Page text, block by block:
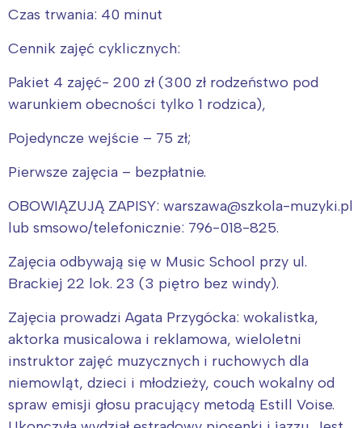
Czas trwania: 40 minut
Cennik zajęć cyklicznych:
Pakiet 4 zajęć- 200 zł (300 zł rodzeństwo pod
warunkiem obecności tylko 1 rodzica),
Pojedyncze wejście – 75 zł;
Pierwsze zajęcia – bezpłatnie.
OBOWIĄZUJĄ ZAPISY: warszawa@szkola-muzyki.pl
lub smsowo/telefonicznie: 796-018-825.
Zajęcia odbywają się w Music School przy ul.
Brackiej 22 lok. 23 (3 piętro bez windy).
Zajęcia prowadzi Agata Przygócka: wokalistka,
aktorka musicalowa i reklamowa, wieloletni
instruktor zajęć muzycznych i ruchowych dla
niemowląt, dzieci i młodzieży, couch wokalny od
spraw emisji głosu pracujący metodą Estill Voise.